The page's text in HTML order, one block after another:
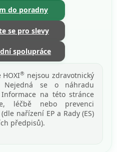
do poradny
se pro slevy
spolupráce
HOXI® nejsou zdravotnický
Nejedná se o náhradu
na této stránce
léčbě nebo prevenci
nařízení EP a Rady (ES)
předpisů).